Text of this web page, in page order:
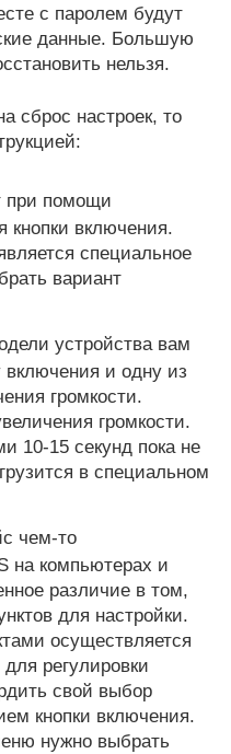
с паролем будут
данные. Большую
нельзя.
сброс настроек, то
при помощи
кнопки включения.
специальное
вариант
устройства вам
включения и одну из
громкости.
громкости.
10-15 секунд пока не
в специальном
чем-то
на компьютерах и
различие в том,
для настройки.
осуществляется
регулировки
свой выбор
кнопки включения.
нужно выбрать